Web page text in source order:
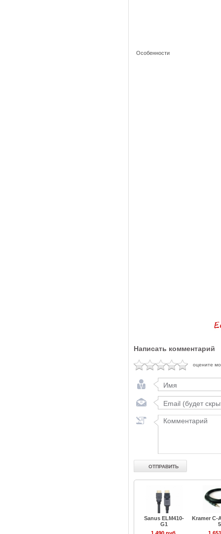
Особенности
Написать комментарий
оцените
Sanus ELM410-
G1
Kramer C-